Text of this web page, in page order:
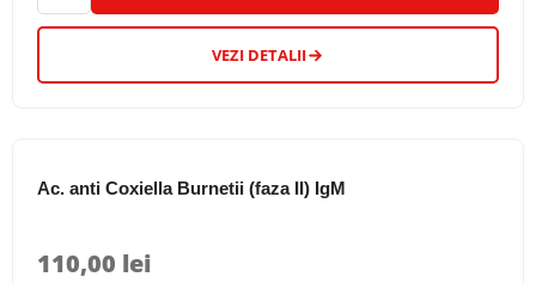
VEZI DETALII
Ac. anti Coxiella Burnetii (faza II) IgM
110,00 lei